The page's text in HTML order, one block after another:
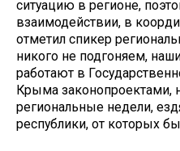
ситуацию в регионе,
взаимодействии, в
отметил спикер
никого не подгоняем,
работают в
Крыма
региональные недели,
республики, от которых